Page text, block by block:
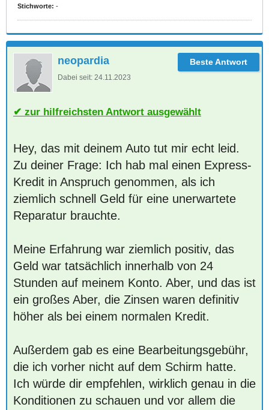
Stichworte: -
neopardia
Dabei seit: 24.11.2023
zur hilfreichsten Antwort ausgewählt
Hey, das mit deinem Auto tut mir echt leid.
Zu deiner Frage: Ich hab mal einen Express-
Kredit in Anspruch genommen, als ich
ziemlich schnell Geld für eine unerwartete
Reparatur brauchte.
Meine Erfahrung war ziemlich positiv, das
Geld war tatsächlich innerhalb von 24
Stunden auf meinem Konto. Aber, und das ist
ein großes Aber, die Zinsen waren definitiv
höher als bei einem normalen Kredit.
Außerdem gab es eine Bearbeitungsgebühr,
die ich vorher nicht auf dem Schirm hatte.
Ich würde dir empfehlen, wirklich genau in die
Konditionen zu schauen und vor allem die